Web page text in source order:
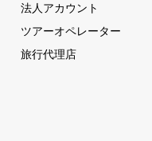
法人アカウント
ツアーオペレーター
旅行代理店